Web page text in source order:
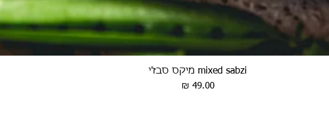
תצוגה מהירהmixed sabzi מיקס סבז'י
מחיר‏49.00 ‏₪